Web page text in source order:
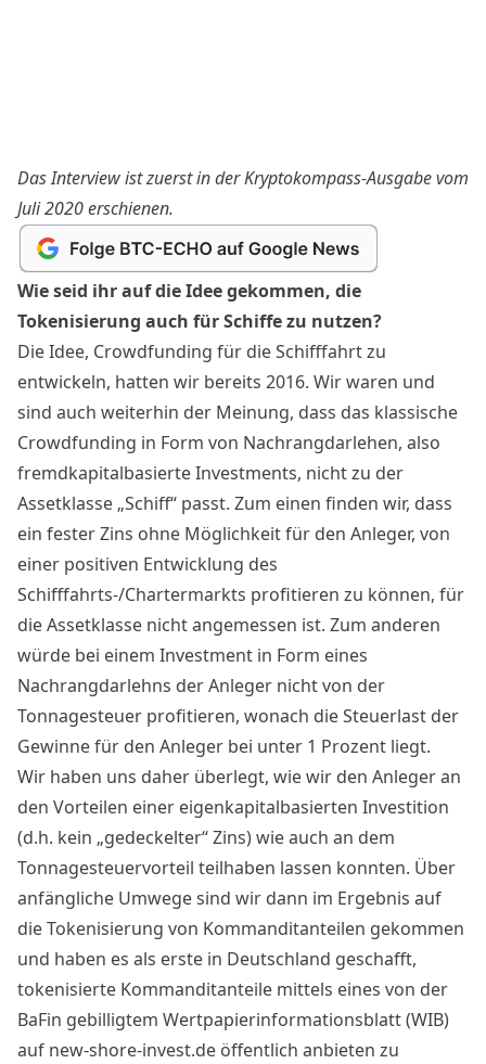
Das Interview ist zuerst in derKryptokompass-Ausgabevom
Juli 2020 erschienen.
Wie seid ihr auf die Idee gekommen, die
Tokenisierung auch für Schiffe zu nutzen?
Die Idee, Crowdfunding für dieSchifffahrtzu
entwickeln, hatten wir bereits 2016. Wir waren und
sind auch weiterhin der Meinung, dass das klassische
Crowdfunding in Form von Nachrangdarlehen, also
fremdkapitalbasierte Investments, nicht zu der
Assetklasse „Schiff“ passt. Zum einen finden wir, dass
ein fester Zins ohne Möglichkeit für den Anleger, von
einer positiven Entwicklung des
Schifffahrts-/Chartermarkts profitieren zu können, für
die Assetklasse nicht angemessen ist. Zum anderen
würde bei einem Investment in Form eines
Nachrangdarlehns der Anleger nicht von der
Tonnagesteuer profitieren, wonach die Steuerlast der
Gewinne für den Anleger bei unter 1 Prozent liegt.
Wir haben uns daher überlegt, wie wir den Anleger an
den Vorteilen einer eigenkapitalbasierten Investition
(d.h. kein „gedeckelter“ Zins) wie auch an dem
Tonnagesteuervorteil teilhaben lassen konnten. Über
anfängliche Umwege sind wir dann im Ergebnis auf
die Tokenisierung von Kommanditanteilen gekommen
und haben es als erste in Deutschland geschafft,
tokenisierte Kommanditanteile mittels eines von der
BaFin gebilligtem Wertpapierinformationsblatt (WIB)
auf new-shore-invest.de öffentlich anbieten zu